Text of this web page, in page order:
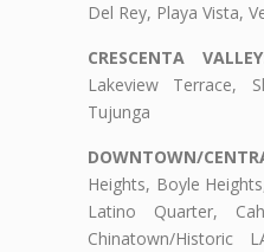
Del Rey, Playa Vista,
CRESCENTA
Lakeview Terrace,
Tujunga
DOWNTOWN/
Heights, Boyle
Latino Quarter,
Chinatown/Historic